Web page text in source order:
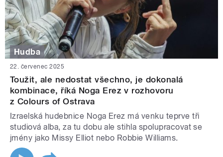
Hudba
22. červenec 2025
Toužit, ale nedostat všechno, je dokonalá
kombinace, říká Noga Erez v rozhovoru
z Colours of Ostrava
Izraelská hudebnice Noga Erez má venku teprve tři
studiová alba, za tu dobu ale stihla spolupracovat se
jmény jako Missy Elliot nebo Robbie Williams.